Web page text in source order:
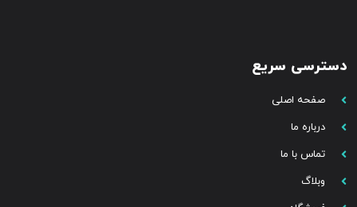
دسترسی سریع
صفحه اصلی
درباره ما
تماس با ما
وبلاگ